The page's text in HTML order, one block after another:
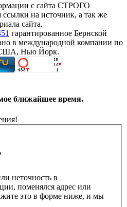
с сайта СТРОГО
на источник, а так же
сайта.
гарантированное Бернской
в международной компании по
США, Нью Йорк.
ближайшее время.
неточность в
поменялся адрес или
это в форме ниже, и мы